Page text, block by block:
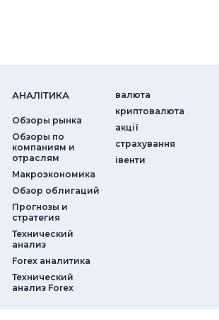
АНАЛIТИКА
Обзоры рынка
Обзоры по
компаниям и
отраслям
Макроэкономика
Обзор облигаций
Прогнозы и
стратегия
Технический
анализ
Forex аналитика
Технический
анализ Forex
валюта
криптовалюта
акції
страхування
iвенти